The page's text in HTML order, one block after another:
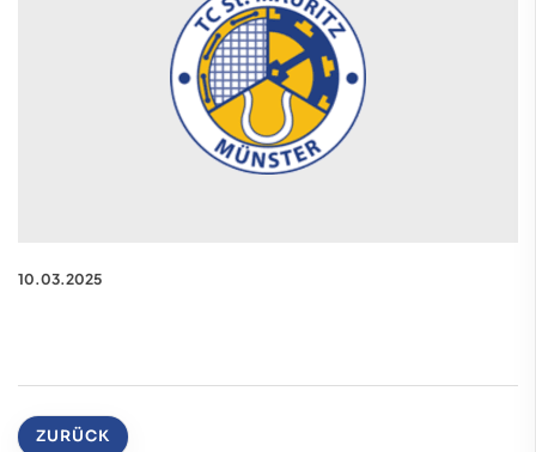
10.03.2025
ZURÜCK